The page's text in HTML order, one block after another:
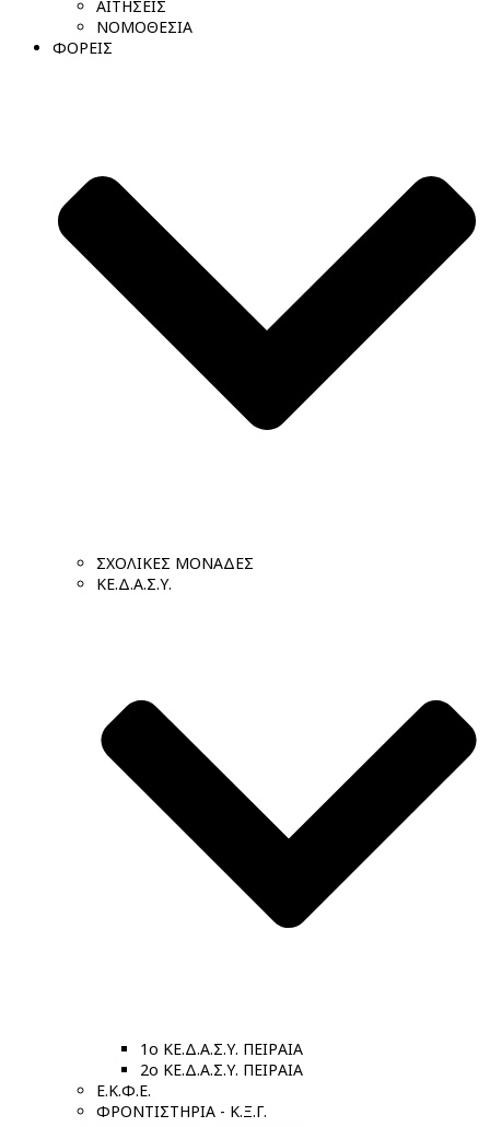
ΑΙΤΗΣΕΙΣ
ΝΟΜΟΘΕΣΙΑ
ΦΟΡΕΙΣ
ΣΧΟΛΙΚΕΣ ΜΟΝΑΔΕΣ
ΚΕ.Δ.Α.Σ.Υ.
1ο ΚΕ.Δ.Α.Σ.Υ. ΠΕΙΡΑΙΑ
2ο ΚΕ.Δ.Α.Σ.Υ. ΠΕΙΡΑΙΑ
Ε.Κ.Φ.Ε.
ΦΡΟΝΤΙΣΤΗΡΙΑ - Κ.Ξ.Γ.